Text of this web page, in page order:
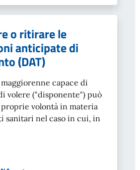
o ritirare le
anticipate di
(DAT)
capace di
volere ("disponente") può
volontà in materia
sanitari nel caso in cui, in